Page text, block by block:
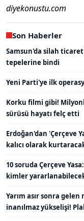
diyekonustu.com
Son Haberler
Samsun'da silah
tepelerine bindi
Yeni Parti'ye ilk
Korku filmi gibi!
sürüsü hayatı felç etti
Erdoğan'dan 'Çerçeve
kalıcı olarak
10 soruda Çerçeve
kimler
Yarım asır sonra
inanılmaz yükselişi!